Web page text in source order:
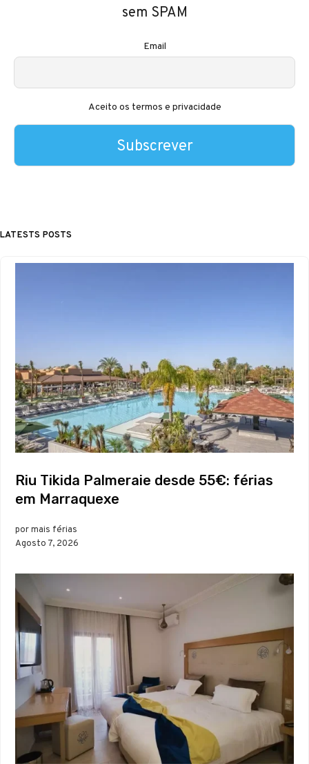
sem SPAM
Email
Aceito os termos e privacidade
LATESTS POSTS
Riu Tikida Palmeraie desde 55€: férias
em Marraquexe
por mais férias
Agosto 7, 2026